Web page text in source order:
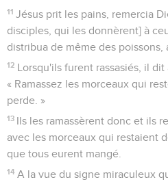
11 Jésus prit les pains, remercia
disciples, qui les donnèrent] à
distribua de même des poissons,
12 Lorsqu'ils furent rassasiés, il dit
« Ramassez les morceaux qui
perde. »
13 Ils les ramassèrent donc et ils
avec les morceaux qui restaient
que tous eurent mangé.
14 A la vue du signe miraculeux